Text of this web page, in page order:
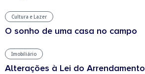
Cultura e Lazer
O sonho de uma casa no campo
Imobiliário
Alterações à Lei do Arrendamento